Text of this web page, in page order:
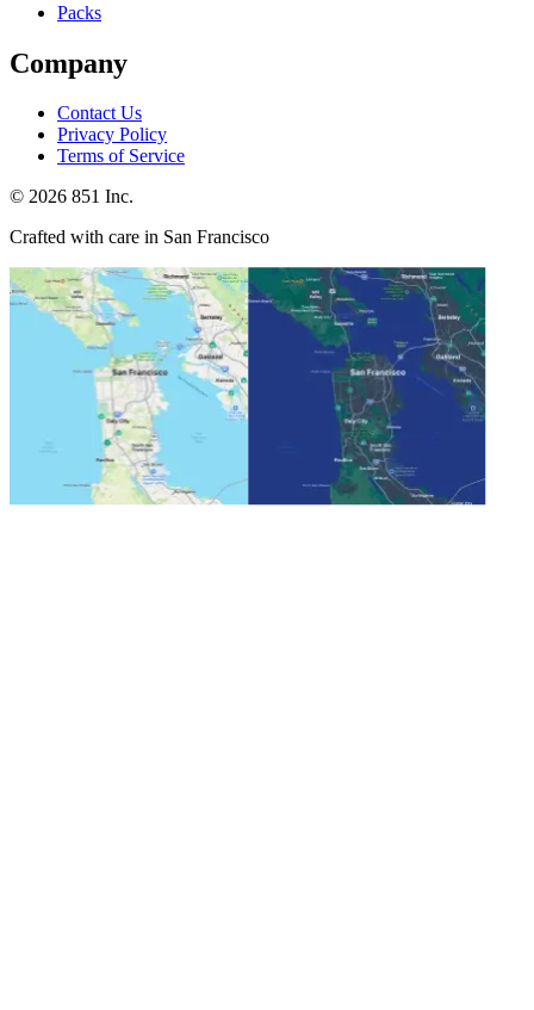
Packs
Company
Contact Us
Privacy Policy
Terms of Service
© 2026 851 Inc.
Crafted with care in San Francisco